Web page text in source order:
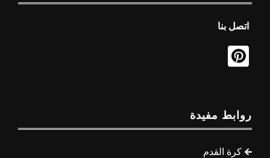
اتصل بنا
روابط مفيدة
كرة القدم